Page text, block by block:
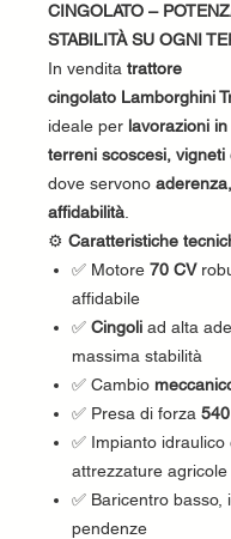
CINGOLATO –
STABILITÀ SU OGNI
In vendita trattore
cingolato Lamborghini
ideale per lavorazioni
terreni scoscesi, vigneti
dove servono
affidabilità
⚙️ Caratteristiche
✅ Motore 70 CV
affidabile
✅ Cingoli ad alta
massima stabilità
✅ Cambio
✅ Presa di forza
✅ Impianto
attrezzature agricole
✅ Baricentro basso,
pendenze